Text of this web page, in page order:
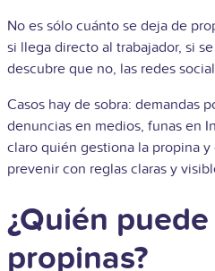
No es sólo cuánto se deja de
si llega directo al trabajador, si
descubre que no, las redes
Casos hay de sobra: demandas
denuncias en medios, funas en
claro quién gestiona la propina
prevenir con reglas claras y
¿Quién
propinas?